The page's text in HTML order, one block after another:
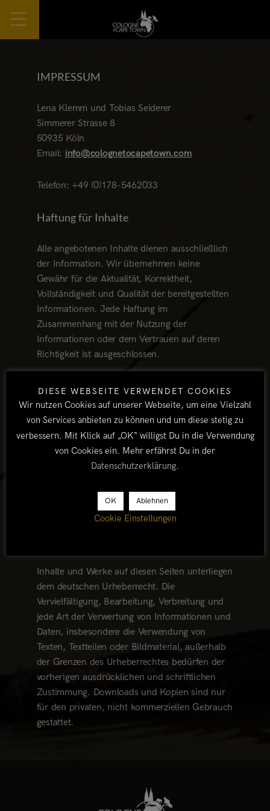
IMPRESSUM
Lena Klemm und Tobias Seiderer
Simmerer Strasse 8
50935 Köln
Email: info@colognetocapetown.com
Telefon: +49 (0)178-5462033
Haftung für Inhalte
Alle angebotenen Inhalte dienen ausschließlich
der Information. Wir übernehmen keine
Gewähr für die Aktualität, Korrektheit,
Vollständigkeit und Qualität der bereitgestellten
Informationen. Jede Haftung im
Zusammenhang mit der Nutzung der
Informationen oder dem Vertrauen auf deren
Richtigkeit ist ausgeschlossen.
Haftung für Links
Unser Angebot enthält Links zu externen
Webseiten Dritter, auf deren Inhalte wir keinen
Einfluss haben. Deshalb können wir für diese
fremden Inhalte auch keine Gewähr
Seiten ist stets der jeweilige Anbieter oder
Betreiber der Seiten verantwortlich.
Inhalte und Werke auf diesen Seiten unterliegen
dem deutschen Urheberrecht. Die
Vervielfältigung, Bearbeitung, Verbreitung und
jede Art der Verwertung von Informationen und
Daten, insbesondere die Verwendung von
Texten, Textteilen oder Bildmaterial, außerhalb
der Grenzen des Urheberrechtes bedürfen der
vorherigen ausdrücklichen und schriftlichen
Zustimmung. Downloads und Kopien sind nur
für den privaten, nicht kommerziellen Gebrauch
gestattet.
DIESE WEBSEITE VERWENDET COOKIES
Wir nutzen Cookies auf unserer Webseite, um eine Vielzahl
von Services anbieten zu können und um diese stetig zu
verbessern. Mit Klick auf „OK“ willigst Du in die Verwendung
von Cookies ein. Mehr erfährst Du in der
Datenschutzerklärung.
OK Ablehnen
Cookie Einstellungen